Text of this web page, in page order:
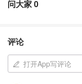
问大家0
评论
打开App写评论